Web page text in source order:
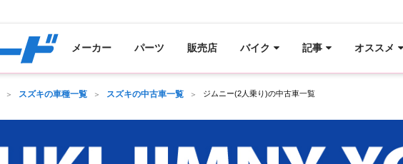
メーカー パーツ 販売店 バイク 記事 オススメ
スズキの車種一覧 スズキの中古車一覧 ジムニー(2人乗り)の中古車一覧